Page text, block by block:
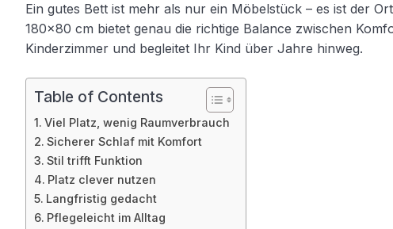
Ein gutes Bett ist mehr als nur ein Möbelstück – es ist der
180×80 cm bietet genau die richtige Balance zwischen
Kinderzimmer und begleitet Ihr Kind über Jahre hinweg.
Table of Contents
Viel Platz, wenig Raumverbrauch
Sicherer Schlaf mit Komfort
Stil trifft Funktion
Platz clever nutzen
Langfristig gedacht
Pflegeleicht im Alltag